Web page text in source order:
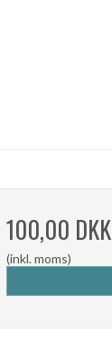
100,00 DKK
(inkl. moms)